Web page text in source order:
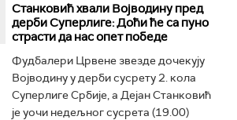
Станковић хвали Војводину пред
дерби Суперлиге: Доћи ће са пуно
страсти да нас опет победе
Фудбалери Црвене звезде дочекују
Војводину у дерби сусрету 2. кола
Суперлиге Србије, а Дејан Станковић
је уочи недељног сусрета (19.00)